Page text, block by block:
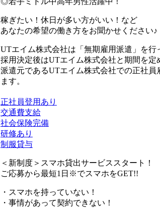
稼ぎたい！休日が多い方がいい！など
あなたの希望の働き方をお聞かせください♪
UTエイム株式会社は「無期雇用派遣」を行
採用決定後はUTエイム株式会社と期間を
派遣元であるUTエイム株式会社での正社
ます。
正社員登用あり
交通費支給
社会保険完備
研修あり
制服貸与
＜新制度＞スマホ貸出サービススタート！
ご応募から最短1日※でスマホをGET!!
・スマホを持っていない！
・事情があって契約できない！